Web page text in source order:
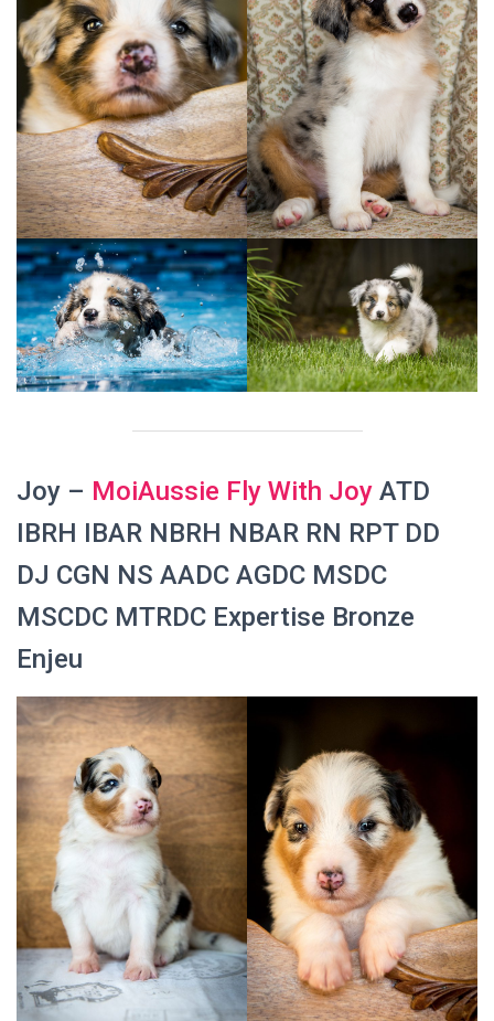
Joy – MoiAussie Fly With Joy ATD
IBRH IBAR NBRH NBAR RN RPT DD
DJ CGN NS AADC AGDC MSDC
MSCDC MTRDC Expertise Bronze
Enjeu